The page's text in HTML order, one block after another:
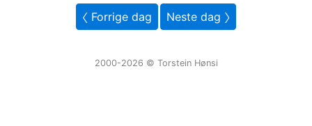
〈 Forrige dag Neste dag 〉
2000-2026 ©️ Torstein Hønsi